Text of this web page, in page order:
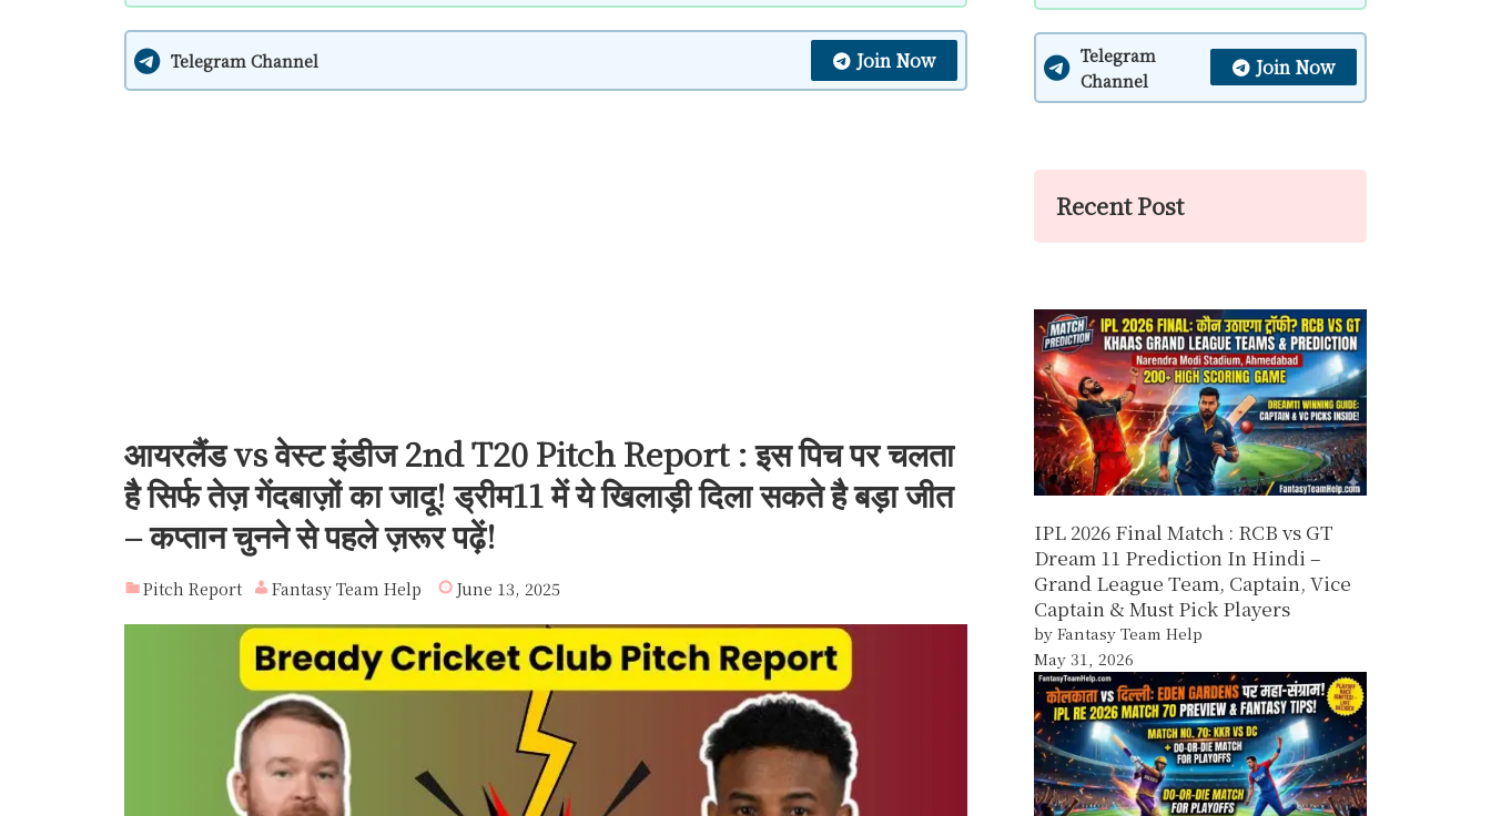
Telegram Channel Join Now
आयरलैंड vs वेस्ट इंडीज 2nd T20 Pitch Report : इस पिच पर चलता
है सिर्फ तेज़ गेंदबाज़ों का जादू! ड्रीम11 में ये खिलाड़ी दिला सकते है बड़ा जीत
– कप्तान चुनने से पहले ज़रूर पढ़ें!
Pitch Report Fantasy Team Help June 13, 2025
Telegram
Channel
Join Now
Recent Post
IPL 2026 Final Match : RCB vs GT
Dream 11 Prediction In Hindi –
Grand League Team, Captain, Vice
Captain & Must Pick Players
by Fantasy Team Help
May 31, 2026